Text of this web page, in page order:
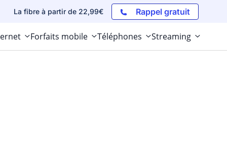
La fibre à partir de 22,99€ Rappel gratuit
Forfaits mobile Téléphones Streaming